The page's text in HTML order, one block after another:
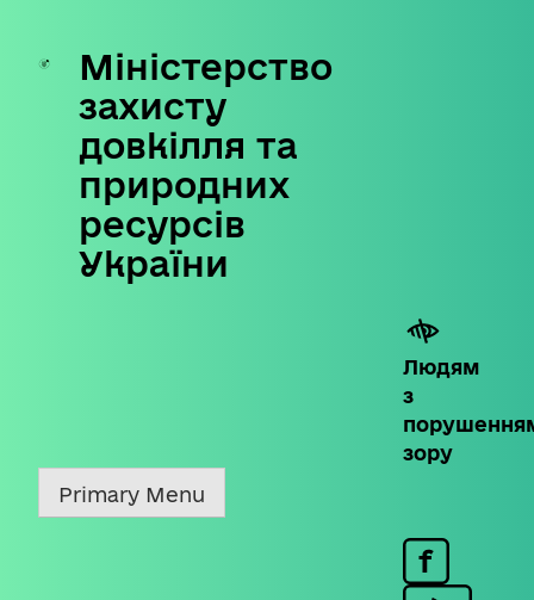
Skip
content
Міністерство
захисту
довкілля та
природних
ресурсів
України
Людям
з
зору
Primary Menu